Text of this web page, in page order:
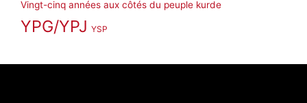
Vingt-cinq années aux côtés du peuple kurde
YPG/YPJ YSP